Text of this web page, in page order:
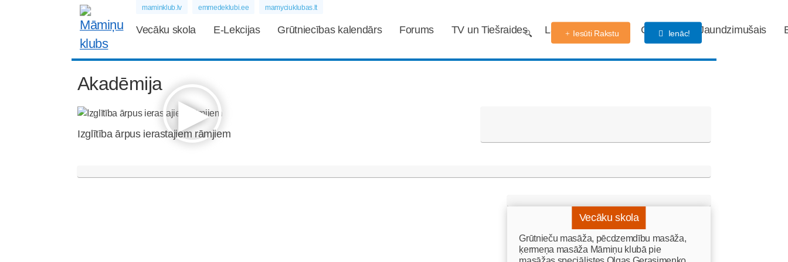
maminklub.lv emmedeklubi.ee mamyciuklubas.lt
Vecāku skola E-Lekcijas Grūtniecības kalendārs Forums TV un Tiešraides Labdarības fonds Gaidības Jaundzimušais
Iesūti Rakstu Ienāc!
Akadēmija
Izglītība ārpus ierastajiem rāmjiem
Vecāku skola
Grūtnieču masāža, pēcdzemdību masāža,
ķermeņa masāža Māmiņu klubā pie